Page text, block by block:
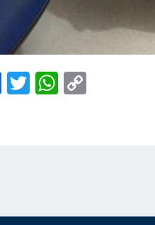
Facebook
TwitterWhatsApp
Copy